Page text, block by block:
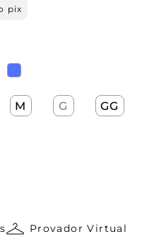
pix
M G GG
Provador Virtual